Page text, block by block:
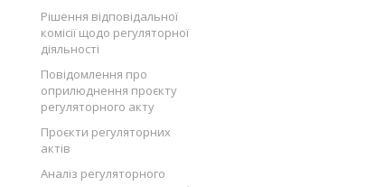
Рішення відповідальної
комісії щодо регуляторної
діяльності
Повідомлення про
оприлюднення проєкту
регуляторного акту
Проєкти регуляторних
актів
Аналіз регуляторного